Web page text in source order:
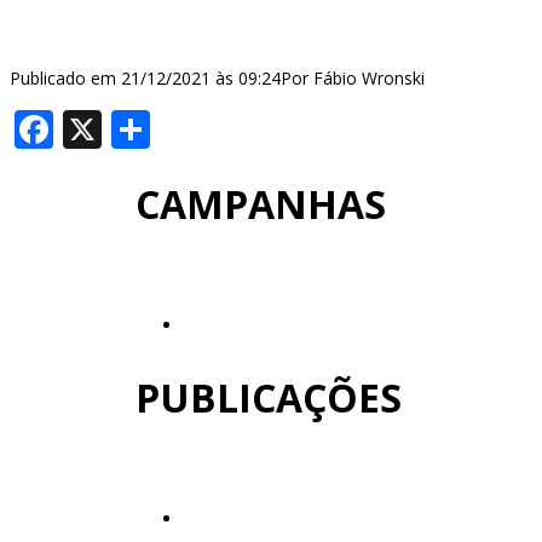
Publicado em 21/12/2021 às 09:24Por Fábio Wronski
Facebook
X
CAMPANHAS
PUBLICAÇÕES